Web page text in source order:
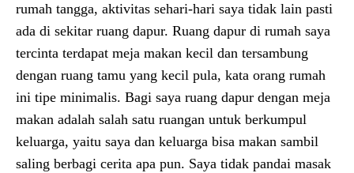
rumah tangga, aktivitas sehari-hari saya tidak lain pasti
ada di sekitar ruang dapur. Ruang dapur di rumah saya
tercinta terdapat meja makan kecil dan tersambung
dengan ruang tamu yang kecil pula, kata orang rumah
ini tipe minimalis. Bagi saya ruang dapur dengan meja
makan adalah salah satu ruangan untuk berkumpul
keluarga, yaitu saya dan keluarga bisa makan sambil
saling berbagi cerita apa pun. Saya tidak pandai masak